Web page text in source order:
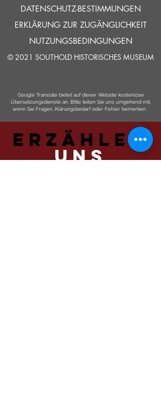
DATENSCHUTZ-BESTIMMUNGEN
ERKLÄRUNG ZUR ZUGÄNGLICHKEIT
NUTZUNGSBEDINGUNGEN
© 2021 SOUTHOLD HISTORISCHES MUSEUM
Google Translate bietet auf dieser Website kostenlose
Übersetzungsdienste an. Bitte teilen Sie uns umgehend mit,
wenn Sie Fragen, Klärungsbedarf oder Fehler bemerken.
ERZÄHLEN
UNS